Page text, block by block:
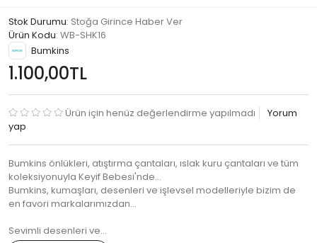
Stok Durumu: Stoğa Girince Haber Ver
Ürün Kodu: WB-SHK16
Bumkins
1.100,00TL
Ürün için henüz değerlendirme yapılmadı
Yorum
yap
Bumkins önlükleri, atıştırma çantaları, ıslak kuru çantaları ve tüm
koleksiyonuyla Keyif Bebesi'nde...
Bumkins, kumaşları, desenleri ve işlevsel modelleriyle bizim de
en favori markalarımızdan...
Sevimli desenleri ve…